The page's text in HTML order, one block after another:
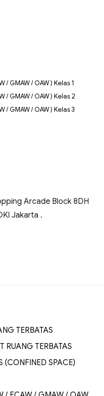
/ GMAW / OAW ) Kelas 1
/ GMAW / OAW ) Kelas 2
/ GMAW / OAW ) Kelas 3
Arcade Block 8DH
Jakarta .
TERBATAS
RUANG TERBATAS
(CONFINED SPACE)